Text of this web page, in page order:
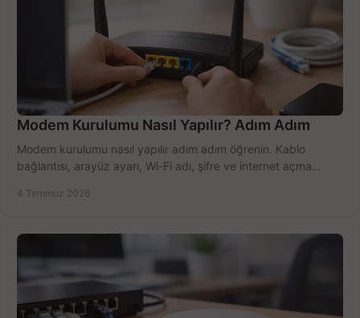
Modem Kurulumu Nasıl Yapılır? Adım Adım
Modem kurulumu nasıl yapılır adım adım öğrenin. Kablo
bağlantısı, arayüz ayarı, Wi-Fi adı, şifre ve internet açma
4 Temmuz 2026